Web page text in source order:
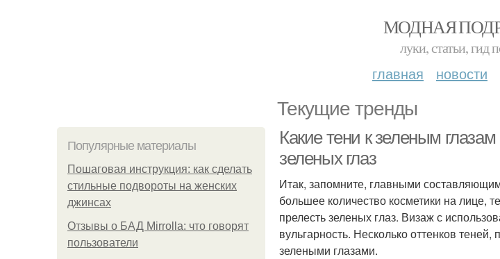
МОДНАЯ
луки, статьи, гид
главная новости
Текущие тренды
Популярные материалы
Пошаговая инструкция: как сделать
стильные подвороты на женских
джинсах
Отзывы о БАД Mirrolla: что говорят
пользователи
Какие тени к зеленым
зеленых глаз
Итак, запомните, главными
большее количество косметики на лице,
прелесть зеленых глаз. Визаж с
вульгарность. Несколько оттенков
зелеными глазами.